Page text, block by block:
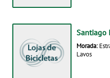
Santiago
Morada:
Lavos